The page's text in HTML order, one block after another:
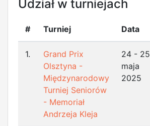
Udział w turniejach
# Turniej Data
1.
Grand Prix
Olsztyna -
Międzynarodowy
Turniej Seniorów
- Memoriał
Andrzeja Kleja
24 - 25
maja
2025